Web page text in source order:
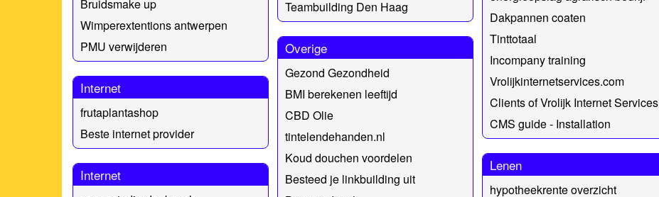
Bruidsmake up
Wimperextentions antwerpen
PMU verwijderen
Internet
frutaplantashop
Beste internet provider
Internet
Teambuilding Den Haag
Overige
Gezond Gezondheid
BMI berekenen leeftijd
CBD Olie
tintelendehanden.nl
Koud douchen voordelen
Besteed je linkbuilding uit
Dakpannen coaten
Tinttotaal
Incompany training
Vrolijkinternetservices.com
Clients of Vrolijk Internet Services
CMS guide - Installation
Lenen
hypotheekrente overzicht